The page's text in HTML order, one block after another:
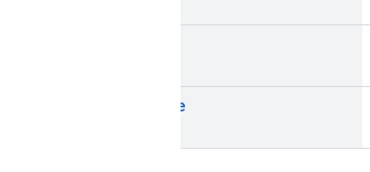
update